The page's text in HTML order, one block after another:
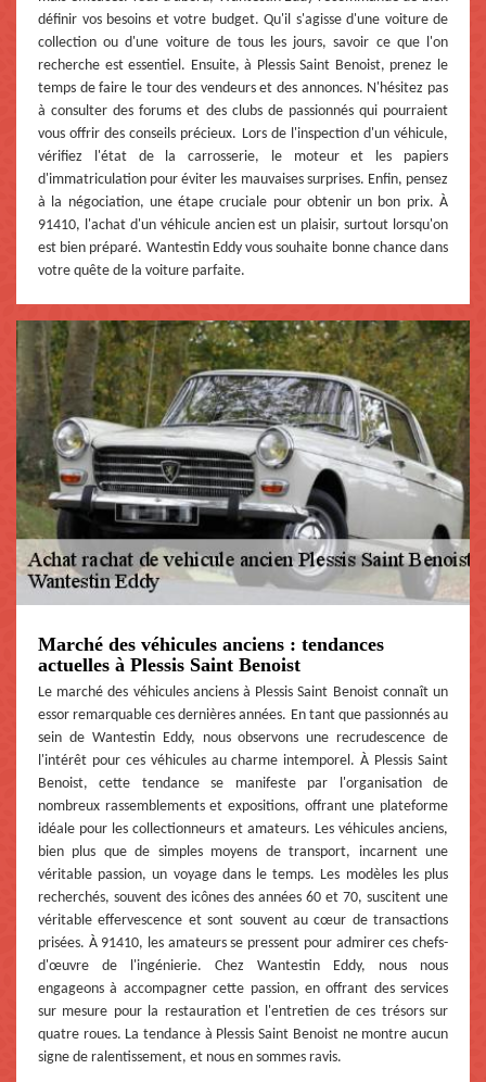
définir vos besoins et votre budget. Qu'il s'agisse d'une voiture de
collection ou d'une voiture de tous les jours, savoir ce que l'on
recherche est essentiel. Ensuite, à Plessis Saint Benoist, prenez le
temps de faire le tour des vendeurs et des annonces. N'hésitez pas
à consulter des forums et des clubs de passionnés qui pourraient
vous offrir des conseils précieux. Lors de l'inspection d'un véhicule,
vérifiez l'état de la carrosserie, le moteur et les papiers
d'immatriculation pour éviter les mauvaises surprises. Enfin, pensez
à la négociation, une étape cruciale pour obtenir un bon prix. À
91410, l'achat d'un véhicule ancien est un plaisir, surtout lorsqu'on
est bien préparé. Wantestin Eddy vous souhaite bonne chance dans
votre quête de la voiture parfaite.
Marché des véhicules anciens : tendances
actuelles à Plessis Saint Benoist
Le marché des véhicules anciens à Plessis Saint Benoist connaît un
essor remarquable ces dernières années. En tant que passionnés au
sein de Wantestin Eddy, nous observons une recrudescence de
l'intérêt pour ces véhicules au charme intemporel. À Plessis Saint
Benoist, cette tendance se manifeste par l'organisation de
nombreux rassemblements et expositions, offrant une plateforme
idéale pour les collectionneurs et amateurs. Les véhicules anciens,
bien plus que de simples moyens de transport, incarnent une
véritable passion, un voyage dans le temps. Les modèles les plus
recherchés, souvent des icônes des années 60 et 70, suscitent une
véritable effervescence et sont souvent au cœur de transactions
prisées. À 91410, les amateurs se pressent pour admirer ces chefs-
d'œuvre de l'ingénierie. Chez Wantestin Eddy, nous nous
engageons à accompagner cette passion, en offrant des services
sur mesure pour la restauration et l'entretien de ces trésors sur
quatre roues. La tendance à Plessis Saint Benoist ne montre aucun
signe de ralentissement, et nous en sommes ravis.